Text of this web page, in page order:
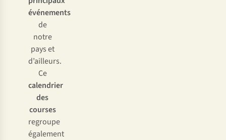
événements
de
notre
pays et
d’ailleurs.
Ce
calendrier
des
courses
regroupe
également